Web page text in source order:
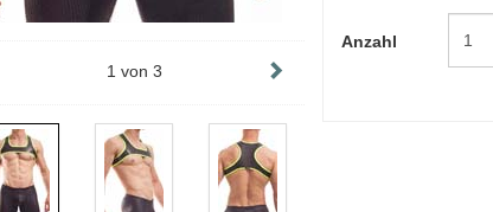
1 von 3
Anzahl